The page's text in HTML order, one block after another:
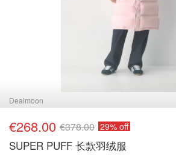
Dealmoon
€268.00 €378.00 29% off
SUPER PUFF 长款羽绒服